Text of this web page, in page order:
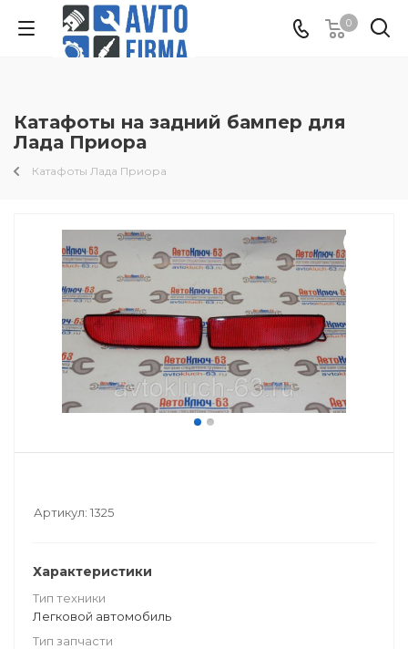
0
Катафоты на задний бампер для
Лада Приора
Катафоты Лада Приора
Артикул: 1325
Характеристики
Тип техники
Легковой автомобиль
Тип запчасти